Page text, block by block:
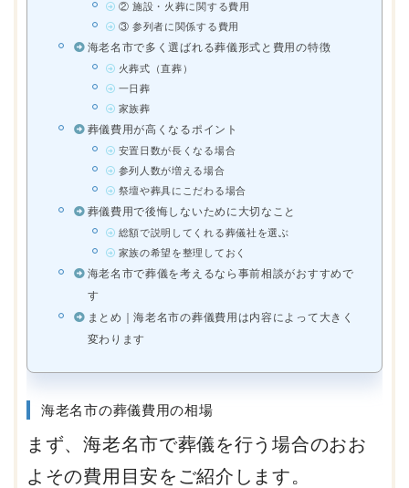
② 施設・火葬に関する費用
③ 参列者に関係する費用
海老名市で多く選ばれる葬儀形式と費用の特徴
火葬式（直葬）
一日葬
家族葬
葬儀費用が高くなるポイント
安置日数が長くなる場合
参列人数が増える場合
祭壇や葬具にこだわる場合
葬儀費用で後悔しないために大切なこと
総額で説明してくれる葬儀社を選ぶ
家族の希望を整理しておく
海老名市で葬儀を考えるなら事前相談がおすすめで
す
まとめ｜海老名市の葬儀費用は内容によって大きく
変わります
海老名市の葬儀費用の相場
まず、海老名市で葬儀を行う場合のおお
よその費用目安をご紹介します。